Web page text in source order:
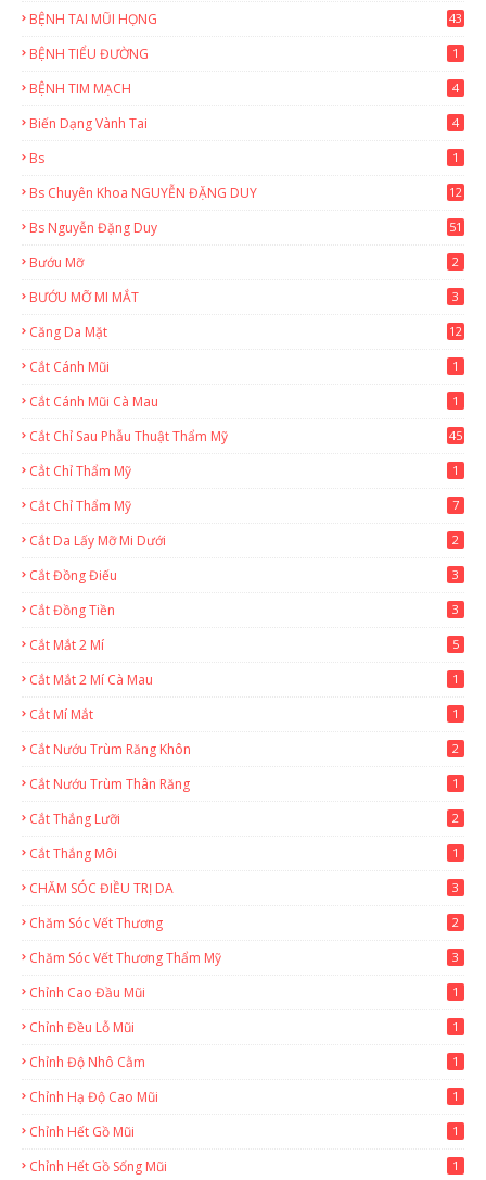
BỆNH TAI MŨI HỌNG 43
BỆNH TIỂU ĐƯỜNG 1
BỆNH TIM MẠCH 4
Biến Dạng Vành Tai 4
Bs 1
Bs Chuyên Khoa NGUYỄN ĐẶNG DUY 12
Bs Nguyễn Đặng Duy
51
Bướu Mỡ 2
BƯỚU MỠ MI MẮT 3
Căng Da Mặt 12
Cắt Cánh Mũi 1
Cắt Cánh Mũi Cà Mau 1
Cắt Chỉ Sau Phẫu Thuật Thẩm Mỹ 45
Cẳt Chỉ Thẩm Mỹ 1
Cắt Chỉ Thẩm Mỹ 7
Cắt Da Lấy Mỡ Mi Dưới 2
Cắt Đồng Điếu 3
Cắt Đồng Tiền 3
Cắt Mắt 2 Mí 5
Cắt Mắt 2 Mí Cà Mau 1
Cắt Mí Mắt 1
Cắt Nướu Trùm Răng Khôn 2
Cắt Nướu Trùm Thân Răng 1
Cắt Thắng Lưỡi 2
Cắt Thắng Môi 1
CHĂM SÓC ĐIỀU TRỊ DA 3
Chăm Sóc Vết Thương 2
Chăm Sóc Vết Thương Thẩm Mỹ 3
Chỉnh Cao Đầu Mũi 1
Chỉnh Đều Lỗ Mũi 1
Chỉnh Độ Nhô Cằm 1
Chỉnh Hạ Độ Cao Mũi 1
Chỉnh Hết Gồ Mũi 1
Chỉnh Hết Gồ Sống Mũi 1